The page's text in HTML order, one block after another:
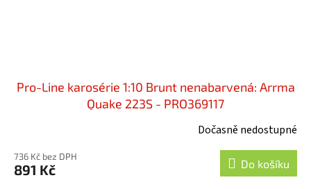
Pro-Line karosérie 1:10 Brunt nenabarvená: Arrma
Quake 223S - PRO369117
Dočasně nedostupné
736 Kč bez DPH
891 Kč Do košíku